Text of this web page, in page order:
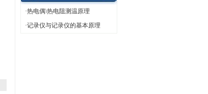
·热电偶\热电阻测温原理
·记录仪与记录仪的基本原理